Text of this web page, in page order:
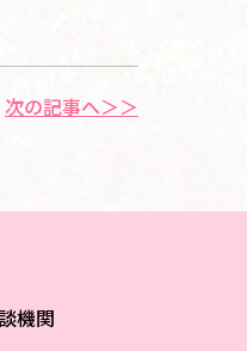
次の記事へ＞＞
機関